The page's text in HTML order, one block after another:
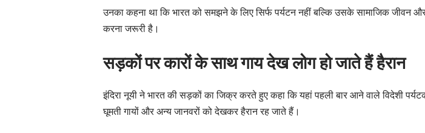
उनका कहना था कि भारत को समझने के लिए सिर्फ पर्यटन नहीं बल्कि उसके सामाजिक जीवन
करना जरूरी है।
सड़कों पर कारों के साथ गाय देख लोग हो जाते हैं हैरान
इंदिरा नूयी ने भारत की सड़कों का जिक्र करते हुए कहा कि यहां पहली बार आने वाले विदेशी
घूमती गायों और अन्य जानवरों को देखकर हैरान रह जाते हैं।